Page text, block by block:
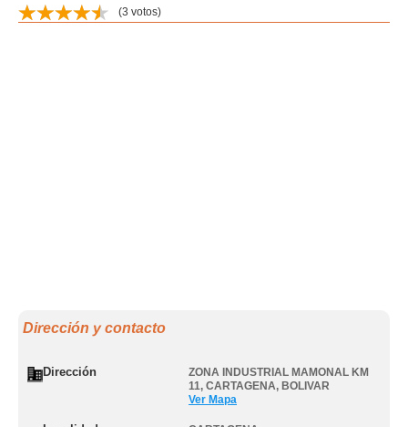
(3 votos)
Dirección y contacto
Dirección
ZONA INDUSTRIAL MAMONAL KM
11, CARTAGENA, BOLIVAR
Ver Mapa